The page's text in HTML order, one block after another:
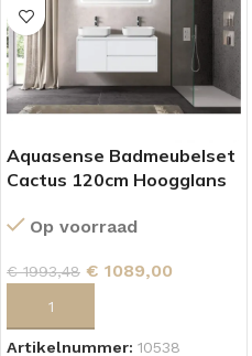
Aquasense Badmeubelset
Cactus 120cm Hoogglans
Op voorraad
€1993,48 € 1089,00
Artikelnummer: 10538